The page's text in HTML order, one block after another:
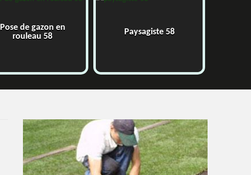
Pose de gazon en
rouleau 58
Paysagiste 58